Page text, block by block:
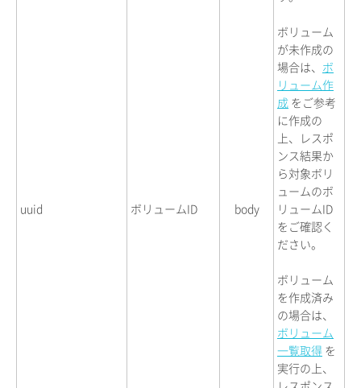
uuid ボリュームID body
ボリューム
が未作成の
場合は、 ボ
リューム作
成 をご参考
に作成の
上、レスポ
ンス結果か
ら対象ボリ
ュームのボ
リュームID
をご確認く
ださい。
ボリューム
を作成済み
の場合は、
ボリューム
一覧取得 を
実行の上、